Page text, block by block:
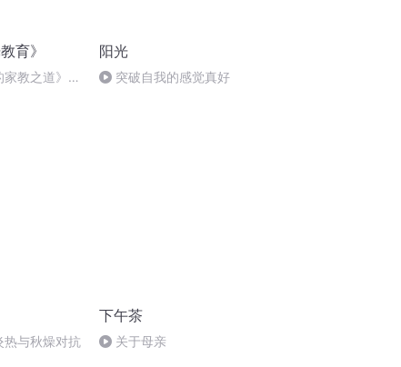
育》
家教之道》之
阳光
突破自我的感觉真好
与秋燥对抗
下午茶
关于母亲